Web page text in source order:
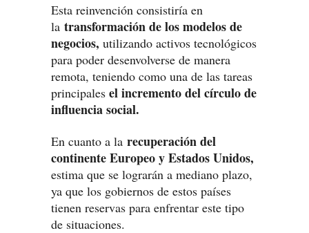
Esta reinvención consistiría en
la transformación de los modelos de
negocios, utilizando activos tecnológicos
para poder desenvolverse de manera
remota, teniendo como una de las tareas
principales el incremento del círculo de
influencia social.
En cuanto a la recuperación del
continente Europeo y Estados Unidos,
estima que se lograrán a mediano plazo,
ya que los gobiernos de estos países
tienen reservas para enfrentar este tipo
de situaciones.